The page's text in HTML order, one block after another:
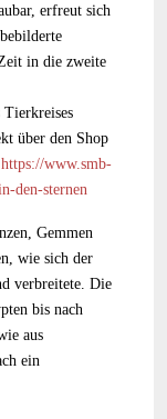
erfreut sich
in die zweite
Tierkreises
über den Shop
https://www.smb-
den-sternen
Gemmen
wie sich der
verbreitete. Die
bis nach
aus
ein